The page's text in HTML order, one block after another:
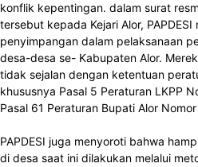
konflik kepentingan. dalam surat
tersebut kepada Kejari Alor,
penyimpangan dalam pelaksanaan
desa-desa se- Kabupaten Alor.
tidak sejalan dengan ketentuan
khususnya Pasal 5 Peraturan LKPP
Pasal 61 Peraturan Bupati Alor
PAPDESI juga menyoroti bahwa
di desa saat ini dilakukan melalui